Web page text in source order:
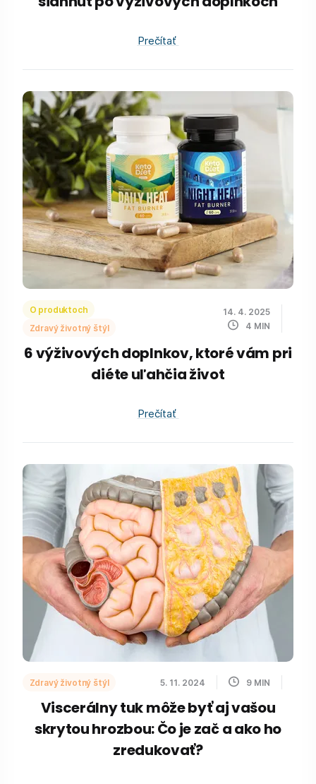
Prečítať
O produktoch
Zdravý životný štýl
14. 4. 2025
4 MIN
6 výživových doplnkov, ktoré vám pri
diéte uľahčia život
Prečítať
Zdravý životný štýl 5. 11. 2024 9 MIN
Viscerálny tuk môže byť aj vašou
skrytou hrozbou: Čo je zač a ako ho
zredukovať?